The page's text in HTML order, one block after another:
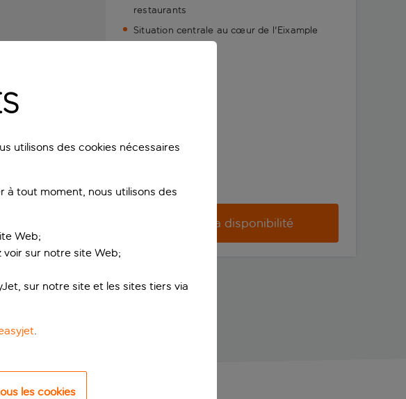
restaurants
Situation centrale au cœur de l'Eixample
Vérifier la disponibilité
utilisons des cookies nécessaires
à tout moment, nous utilisons des
Web;
sur notre site Web;
sur notre site et les sites tiers via
les cookies